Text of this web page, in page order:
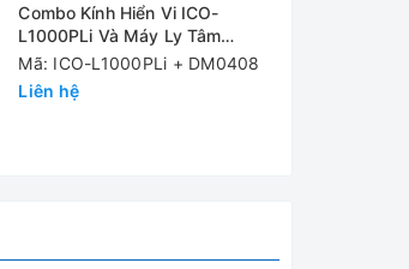
Combo Kính Hiển Vi ICO-
L1000PLi Và Máy Ly Tâm
DM0408
Mã: ICO-L1000PLi + DM0408
Liên hệ